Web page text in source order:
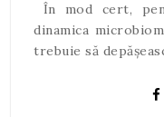
În mod cert,
dinamica
trebuie să